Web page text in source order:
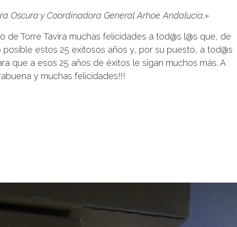
Oscura y Coordinadora General Arhoe Andalucía.»
de Torre Tavira muchas felicidades a tod@s l@s que, de
estos 25 exitosos años y, por su puesto, a tod@s
que a esos 25 años de éxitos le sigan muchos más. A
y muchas felicidades!!!